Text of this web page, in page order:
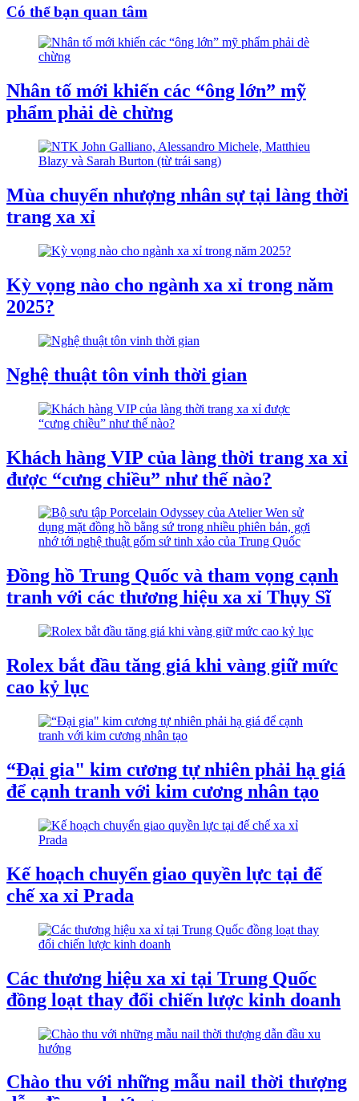
Có thể bạn quan tâm
Nhân tố mới khiến các “ông lớn” mỹ
phẩm phải dè chừng
Mùa chuyển nhượng nhân sự tại làng thời
trang xa xỉ
Kỳ vọng nào cho ngành xa xỉ trong năm
2025?
Nghệ thuật tôn vinh thời gian
Khách hàng VIP của làng thời trang xa xỉ
được “cưng chiều” như thế nào?
Đồng hồ Trung Quốc và tham vọng cạnh
tranh với các thương hiệu xa xỉ Thụy Sĩ
Rolex bắt đầu tăng giá khi vàng giữ mức
cao kỷ lục
“Đại gia" kim cương tự nhiên phải hạ giá
để cạnh tranh với kim cương nhân tạo
Kế hoạch chuyển giao quyền lực tại đế
chế xa xỉ Prada
Các thương hiệu xa xỉ tại Trung Quốc
đồng loạt thay đổi chiến lược kinh doanh
Chào thu với những mẫu nail thời thượng